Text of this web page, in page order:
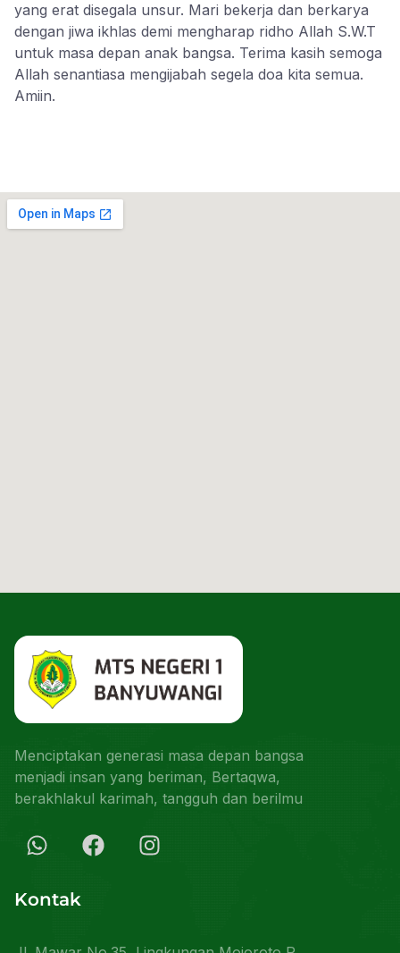
yang erat disegala unsur. Mari bekerja dan berkarya
dengan jiwa ikhlas demi mengharap ridho Allah S.W.T
untuk masa depan anak bangsa. Terima kasih semoga
Allah senantiasa mengijabah segela doa kita semua.
Amiin.
Menciptakan generasi masa depan bangsa
menjadi insan yang beriman, Bertaqwa,
berakhlakul karimah, tangguh dan berilmu
Kontak